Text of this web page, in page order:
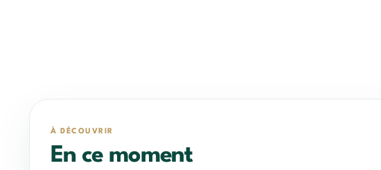
À DÉCOUVRIR
En ce moment